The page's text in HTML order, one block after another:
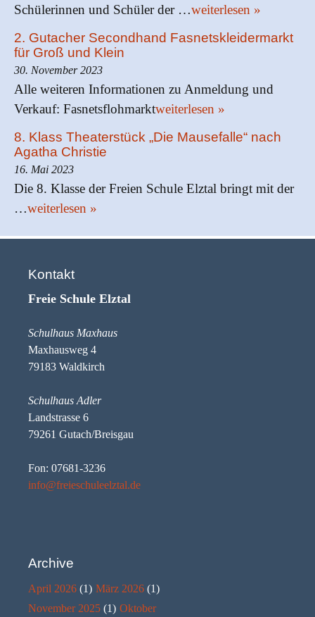
Schülerinnen und Schüler der …weiterlesen »
2. Gutacher Secondhand Fasnetskleidermarkt
für Groß und Klein
30. November 2023
Alle weiteren Informationen zu Anmeldung und
Verkauf: Fasnetsflohmarktweiterlesen »
8. Klass Theaterstück „Die Mausefalle“ nach
Agatha Christie
16. Mai 2023
Die 8. Klasse der Freien Schule Elztal bringt mit der
…weiterlesen »
Kontakt
Freie Schule Elztal
Schulhaus Maxhaus
Maxhausweg 4
79183 Waldkirch
Schulhaus Adler
Landstrasse 6
79261 Gutach/Breisgau
Fon: 07681-3236
info@freieschuleelztal.de
Archive
April 2026 (1) März 2026 (1)
November 2025 (1) Oktober